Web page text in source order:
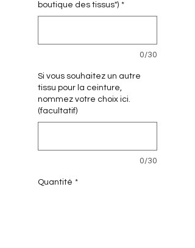
boutique des tissus") *
0/30
Si vous souhaitez un autre
tissu pour la ceinture,
nommez votre choix ici.
(facultatif)
0/30
Quantité *